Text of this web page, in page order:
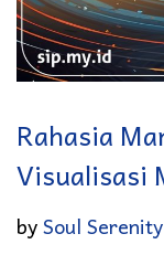
Rahasia
Visualisasi
bySoul Serenity